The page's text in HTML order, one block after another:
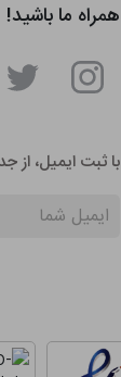
همراه ما باشید!
با ثبت ایمیل، از